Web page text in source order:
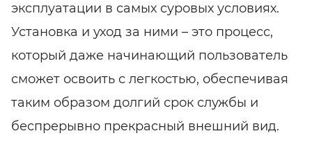
эксплуатации в самых суровых условиях.
Установка и уход за ними – это процесс,
который даже начинающий пользователь
сможет освоить с легкостью, обеспечивая
таким образом долгий срок службы и
беспрерывно прекрасный внешний вид.